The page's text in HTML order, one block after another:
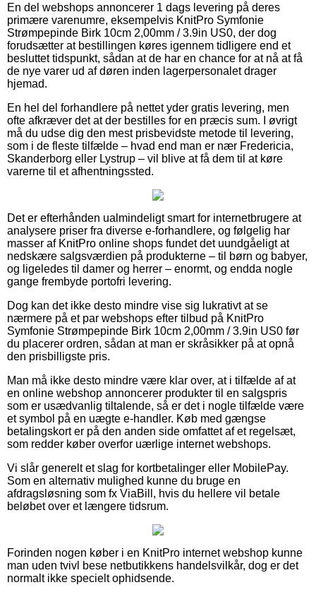
En del webshops annoncerer 1 dags levering på deres
primære varenumre, eksempelvis KnitPro Symfonie
Strømpepinde Birk 10cm 2,00mm / 3.9in US0, der dog
forudsætter at bestillingen køres igennem tidligere end et
besluttet tidspunkt, sådan at de har en chance for at nå at få
de nye varer ud af døren inden lagerpersonalet drager
hjemad.
En hel del forhandlere på nettet yder gratis levering, men
ofte afkræver det at der bestilles for en præcis sum. I øvrigt
må du udse dig den mest prisbevidste metode til levering,
som i de fleste tilfælde – hvad end man er nær Fredericia,
Skanderborg eller Lystrup – vil blive at få dem til at køre
varerne til et afhentningssted.
Det er efterhånden ualmindeligt smart for internetbrugere at
analysere priser fra diverse e-forhandlere, og følgelig har
masser af KnitPro online shops fundet det uundgåeligt at
nedskære salgsværdien på produkterne – til børn og babyer,
og ligeledes til damer og herrer – enormt, og endda nogle
gange frembyde portofri levering.
Dog kan det ikke desto mindre vise sig lukrativt at se
nærmere på et par webshops efter tilbud på KnitPro
Symfonie Strømpepinde Birk 10cm 2,00mm / 3.9in US0 før
du placerer ordren, sådan at man er skråsikker på at opnå
den prisbilligste pris.
Man må ikke desto mindre være klar over, at i tilfælde af at
en online webshop annoncerer produkter til en salgspris
som er usædvanlig tiltalende, så er det i nogle tilfælde være
et symbol på en uægte e-handler. Køb med gængse
betalingskort er på den anden side omfattet af et regelsæt,
som redder køber overfor uærlige internet webshops.
Vi slår generelt et slag for kortbetalinger eller MobilePay.
Som en alternativ mulighed kunne du bruge en
afdragsløsning som fx ViaBill, hvis du hellere vil betale
beløbet over et længere tidsrum.
Forinden nogen køber i en KnitPro internet webshop kunne
man uden tvivl bese netbutikkens handelsvilkår, dog er det
normalt ikke specielt ophidsende.